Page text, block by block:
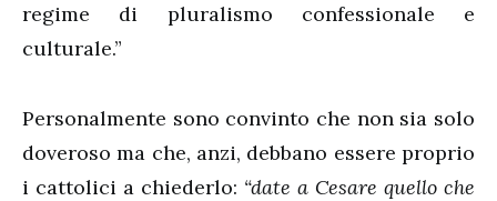
regime di pluralismo confessionale e
culturale.”
Personalmente sono convinto che non sia solo
doveroso ma che, anzi, debbano essere proprio
i cattolici a chiederlo: “date a Cesare quello che